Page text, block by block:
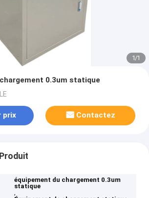
1/1
0.3um statique
prix Contactez
équipement du chargement 0.3um
statique
,